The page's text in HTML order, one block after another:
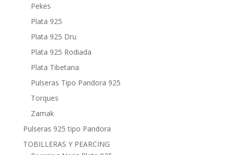
Pekes
Plata 925
Plata 925 Dru
Plata 925 Rodiada
Plata Tibetana
Pulseras Tipo Pandora 925
Torques
Zamak
Pulseras 925 tipo Pandora
TOBILLERAS Y PEARCING